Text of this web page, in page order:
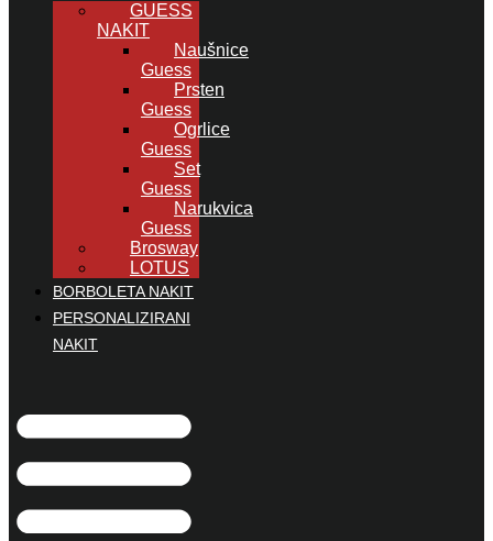
GUESS
NAKIT
Naušnice
Guess
Prsten
Guess
Ogrlice
Guess
Set
Guess
Narukvica
Guess
Brosway
LOTUS
BORBOLETA NAKIT
PERSONALIZIRANI
NAKIT